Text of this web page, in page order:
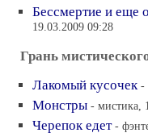
Бессмертие и еще
19.03.2009 09:28
Грань
Лакомый кусочек -
Монстры - мистика,
Черепок едет -